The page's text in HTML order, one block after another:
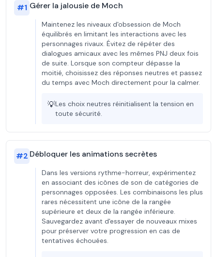
#1 Gérer la jalousie de Moch
Maintenez les niveaux d'obsession de Moch
équilibrés en limitant les interactions avec les
personnages rivaux. Évitez de répéter des
dialogues amicaux avec les mêmes PNJ deux fois
de suite. Lorsque son compteur dépasse la
moitié, choisissez des réponses neutres et passez
du temps avec Moch directement pour la calmer.
💡Les choix neutres réinitialisent la tension en
toute sécurité.
#2 Débloquer les animations secrètes
Dans les versions rythme-horreur, expérimentez
en associant des icônes de son de catégories de
personnages opposées. Les combinaisons les plus
rares nécessitent une icône de la rangée
supérieure et deux de la rangée inférieure.
Sauvegardez avant d'essayer de nouveaux mixes
pour préserver votre progression en cas de
tentatives échouées.